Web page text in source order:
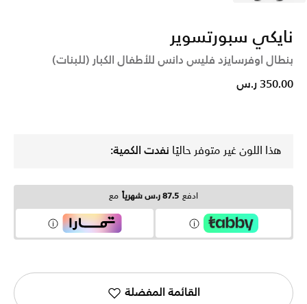
نايكي سبورتسوير
بنطال اوفرسايزد فليس دانس للأطفال الكبار (للبنات)
350.00 ر.س
هذا اللون غير متوفر حاليًا نفدت الكمية:
ادفع 87.5 ر.س شهرياً مع
القائمة المفضلة